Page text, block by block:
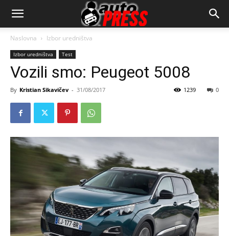
AutopressHR
Naslovna Izbor uredništva
Izbor uredništva Test
Vozili smo: Peugeot 5008
By Kristian Sikavičev - 31/08/2017 0
1239